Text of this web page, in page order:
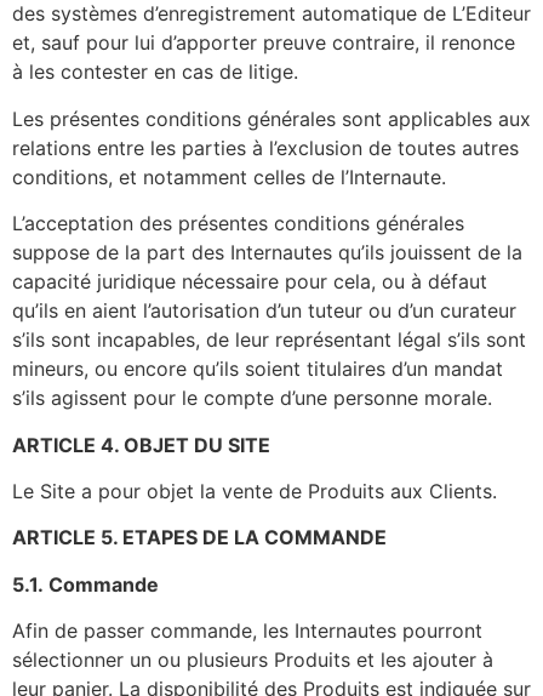
des systèmes d’enregistrement automatique de L’Editeur
et, sauf pour lui d’apporter preuve contraire, il renonce
à les contester en cas de litige.
Les présentes conditions générales sont applicables aux
relations entre les parties à l’exclusion de toutes autres
conditions, et notamment celles de l’Internaute.
L’acceptation des présentes conditions générales
suppose de la part des Internautes qu’ils jouissent de la
capacité juridique nécessaire pour cela, ou à défaut
qu’ils en aient l’autorisation d’un tuteur ou d’un curateur
s’ils sont incapables, de leur représentant légal s’ils sont
mineurs, ou encore qu’ils soient titulaires d’un mandat
s’ils agissent pour le compte d’une personne morale.
ARTICLE 4. OBJET DU SITE
Le Site a pour objet la vente de Produits aux Clients.
ARTICLE 5. ETAPES DE LA COMMANDE
5.1. Commande
Afin de passer commande, les Internautes pourront
sélectionner un ou plusieurs Produits et les ajouter à
leur panier. La disponibilité des Produits est indiquée sur